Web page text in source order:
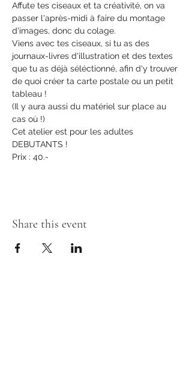
Affute tes ciseaux et ta créativité, on va
passer l'après-midi à faire du montage
d'images, donc du colage.
Viens avec tes ciseaux, si tu as des
journaux-livres d'illustration et des textes
que tu as déjà séléctionné, afin d'y trouver
de quoi créer ta carte postale ou un petit
tableau !
(Il y aura aussi du matériel sur place au
cas où !)
Cet atelier est pour les adultes
DEBUTANTS !
Prix : 40.-
Share this event